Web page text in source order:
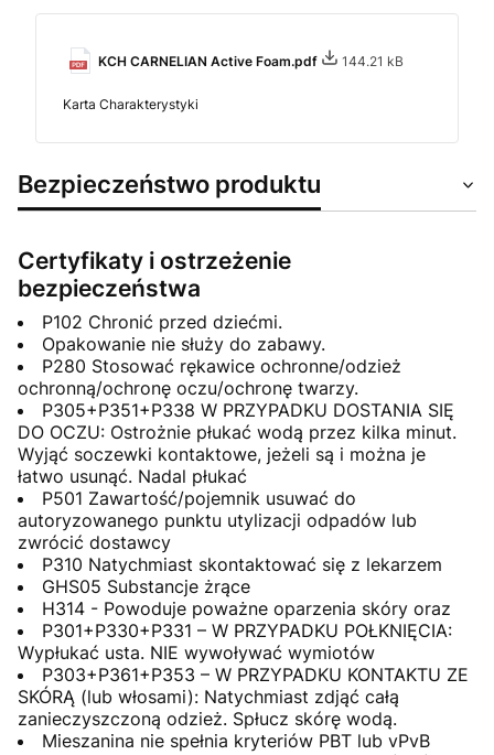
KCH CARNELIAN Active Foam.pdf 144.21 kB
Karta Charakterystyki
Bezpieczeństwo produktu
Certyfikaty i ostrzeżenie
bezpieczeństwa
P102 Chronić przed dziećmi.
Opakowanie nie służy do zabawy.
P280 Stosować rękawice ochronne/odzież
ochronną/ochronę oczu/ochronę twarzy.
P305+P351+P338 W PRZYPADKU DOSTANIA SIĘ
DO OCZU: Ostrożnie płukać wodą przez kilka minut.
Wyjąć soczewki kontaktowe, jeżeli są i można je
łatwo usunąć. Nadal płukać
P501 Zawartość/pojemnik usuwać do
autoryzowanego punktu utylizacji odpadów lub
zwrócić dostawcy
P310 Natychmiast skontaktować się z lekarzem
GHS05 Substancje żrące
H314 - Powoduje poważne oparzenia skóry oraz
P301+P330+P331 – W PRZYPADKU POŁKNIĘCIA:
Wypłukać usta. NIE wywoływać wymiotów
P303+P361+P353 – W PRZYPADKU KONTAKTU ZE
SKÓRĄ (lub włosami): Natychmiast zdjąć całą
zanieczyszczoną odzież. Spłucz skórę wodą.
Mieszanina nie spełnia kryteriów PBT lub vPvB